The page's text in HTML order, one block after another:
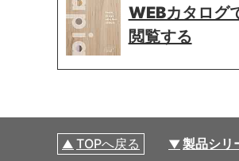
WEBカタログ
閲覧する
TOPへ戻る 製品シリ